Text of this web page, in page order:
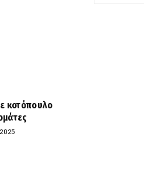
κοτόπουλο